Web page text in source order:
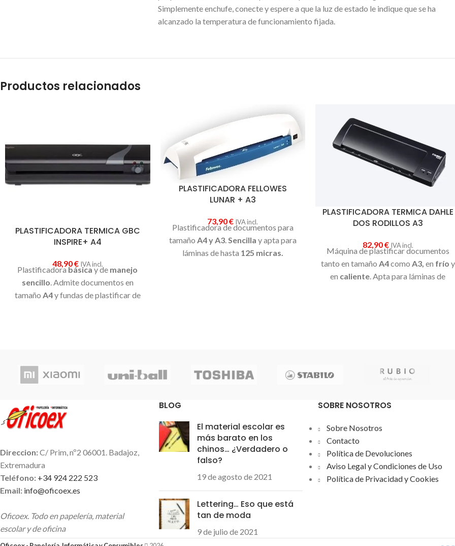
Simplemente enchufe, conecte y espere a que la luz de estado le indique que se ha
alcanzado la temperatura de funcionamiento fijada.
Productos relacionados
PLASTIFICADORA TERMICA GBC
INSPIRE+ A4
48,90€ IVA incl.
Plastificadora básicay de manejo
sencillo. Admite documentos en
tamaño A4y fundas de plastificar de
PLASTIFICADORA FELLOWES
LUNAR + A3
73,90€ IVA incl.
Plastificadora de documentos para
tamaño A4 y A3.Sencilla y apta para
láminas de hasta 125 micras.
PLASTIFICADORA TERMICA DAHLE
DOS RODILLOS A3
82,90€ IVA incl.
Máquina de plastificar documentos
tanto en tamaño A4como A3, en frío y
en caliente. Apta para láminas de
Direccion:C/ Prim, nº2 06001. Badajoz,
Extremadura
Teléfono: +34 924 222 523
Email: info@oficoex.es
Oficoex. Todo en papelería, material
escolar y de oficina
BLOG
El material escolar es
más barato en los
chinos… ¿Verdadero o
falso?
19 de agosto de 2021
Lettering… Eso que está
tan de moda
9 de julio de 2021
SOBRE NOSOTROS
Sobre Nosotros
Contacto
Política de Devoluciones
Aviso Legal y Condiciones de Uso
Política de Privacidad y Cookies